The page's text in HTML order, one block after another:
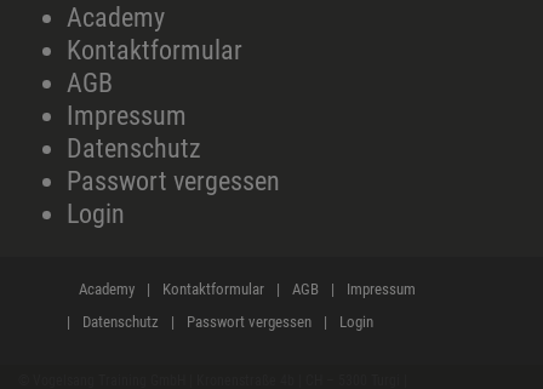
Academy
Kontaktformular
AGB
Impressum
Datenschutz
Passwort vergessen
Login
Academy Kontaktformular AGB
Impressum
Datenschutz
Passwort vergessen Login